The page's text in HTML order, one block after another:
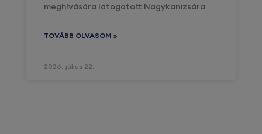
meghívására látogatott Nagykanizsára
TOVÁBB OLVASOM »
2026. július 22.